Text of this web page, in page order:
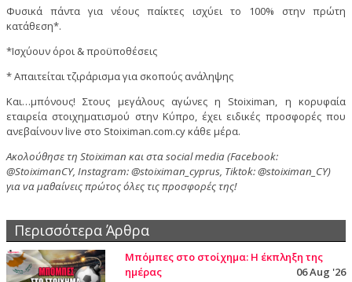
Φυσικά πάντα για νέους παίκτες ισχύει το 100% στην πρώτη
κατάθεση*.
*Ισχύουν όροι & προϋποθέσεις
* Απαιτείται τζιράρισμα για σκοπούς ανάληψης
Και…μπόνους! Στους μεγάλους αγώνες η Stoiximan, η κορυφαία
εταιρεία στοιχηματισμού στην Κύπρο, έχει ειδικές προσφορές που
ανεβαίνουν live στο Stoiximan.com.cy κάθε μέρα.
Ακολούθησε τη Stoiximan και στα social media (Facebook:
@StoiximanCY, Instagram: @stoiximan_cyprus, Tiktok: @stoiximan_CY)
για να μαθαίνεις πρώτος όλες τις προσφορές της!
Περισσότερα Άρθρα
Μπόμπες στο στοίχημα: Η έκπληξη της
ημέρας
06 Aug '26